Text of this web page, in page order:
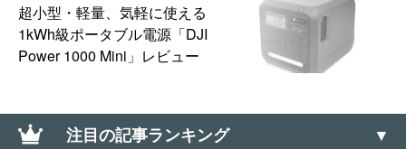
超小型・軽量、気軽に使える
1kWh級ポータブル電源「DJI
Power 1000 Mini」レビュー
注目の記事ランキング